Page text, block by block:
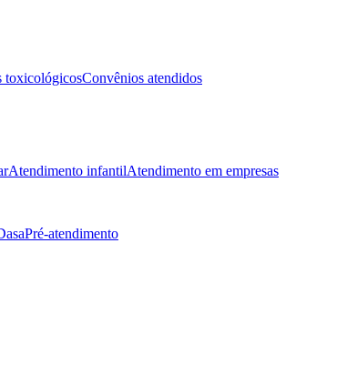
toxicológicosConvênios atendidos
Atendimento infantilAtendimento em empresas
Pré-atendimento